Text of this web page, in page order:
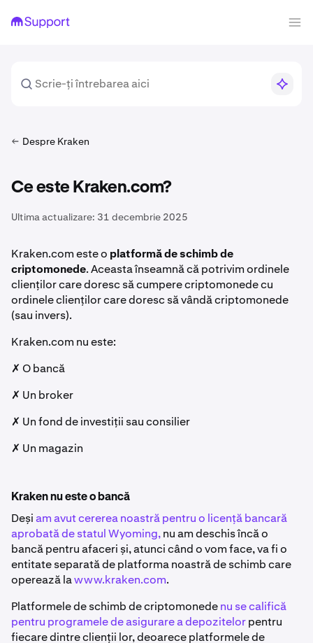
Despre Kraken
Ce este Kraken.com?
Ultima actualizare: 31 decembrie 2025
Kraken.com este o platformă de schimb de
criptomonede. Aceasta înseamnă că potrivim ordinele
clienților care doresc să cumpere criptomonede cu
ordinele clienților care doresc să vândă criptomonede
(sau invers).
Kraken.com nu este:
✗ O bancă
✗ Un broker
✗ Un fond de investiții sau consilier
✗ Un magazin
Kraken nu este o bancă
Deșiam avut cererea noastră pentru o licență bancară
aprobată de statul Wyoming,nu am deschis încă o
bancă pentru afaceri și, atunci când o vom face, va fi o
entitate separată de platforma noastră de schimb care
operează lawww.kraken.com.
Platformele de schimb de criptomonedenu se califică
pentru programele de asigurare a depozitelorpentru
fiecare dintre clienții lor, deoarece platformele de